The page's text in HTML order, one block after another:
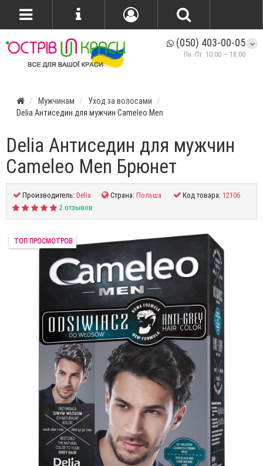
(050) 403-00-05
Пн.-Пт. 10:00 — 18:00
Мужчинам
Уход за волосами
Delia Антиседин для мужчин Cameleo Men
Delia Антиседин для мужчин
Cameleo Men Брюнет
Производитель:Delia Страна:Польша Код товара:12106
2 отзывов
ТОП ПРОСМОТРОВ